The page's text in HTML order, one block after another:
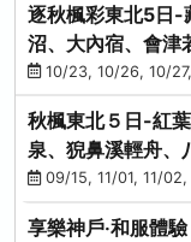
逐秋楓彩東北5日-
沼、大內宿、會津
溪、松島海灣遊船
10/23, 10/26, 10/
秋楓東北５日-紅
泉、猊鼻溪輕舟、
式料理(不進免稅
09/15, 11/01, 11/
享樂神戶‧和服體